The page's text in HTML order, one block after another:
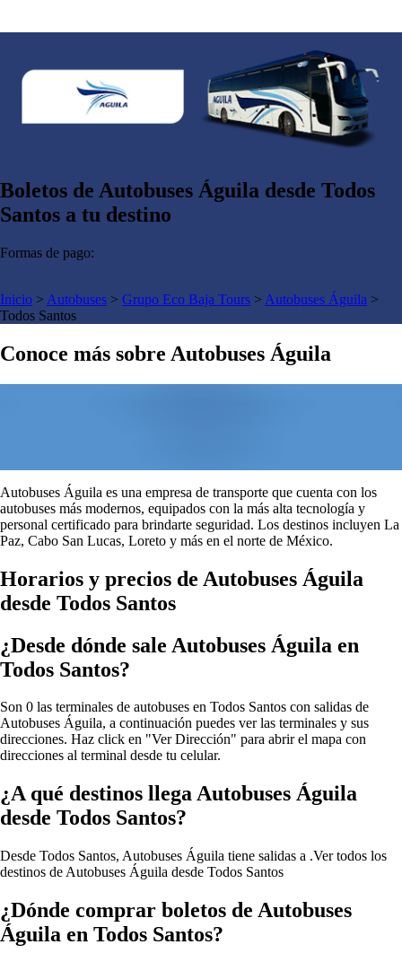
Boletos de Autobuses Águila desde Todos
Santos a tu destino
Formas de pago:
Inicio > Autobuses > Grupo Eco Baja Tours > Autobuses Águila >
Todos Santos
Conoce más sobre Autobuses Águila
Autobuses Águila es una empresa de transporte que cuenta con los
autobuses más modernos, equipados con la más alta tecnología y
personal certificado para brindarte seguridad. Los destinos incluyen La
Paz, Cabo San Lucas, Loreto y más en el norte de México.
Horarios y precios de Autobuses Águila
desde Todos Santos
¿Desde dónde sale Autobuses Águila en
Todos Santos?
Son 0 las terminales de autobuses en Todos Santos con salidas de
Autobuses Águila, a continuación puedes ver las terminales y sus
direcciones. Haz click en "Ver Dirección" para abrir el mapa con
direcciones al terminal desde tu celular.
¿A qué destinos llega Autobuses Águila
desde Todos Santos?
Desde Todos Santos, Autobuses Águila tiene salidas a .Ver todos los
destinos de Autobuses Águila desde Todos Santos
¿Dónde comprar boletos de Autobuses
Águila en Todos Santos?